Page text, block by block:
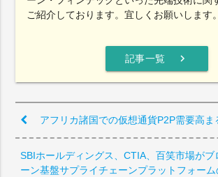
ご紹介しております。宜しくお願いします。
記事一覧 chevron_right
アフリカ諸国での仮想通貨P2P需要高ま
SBIホールディングス、CTIA、百笑市場がブ
ーン基盤サプライチェーンプラットフォー